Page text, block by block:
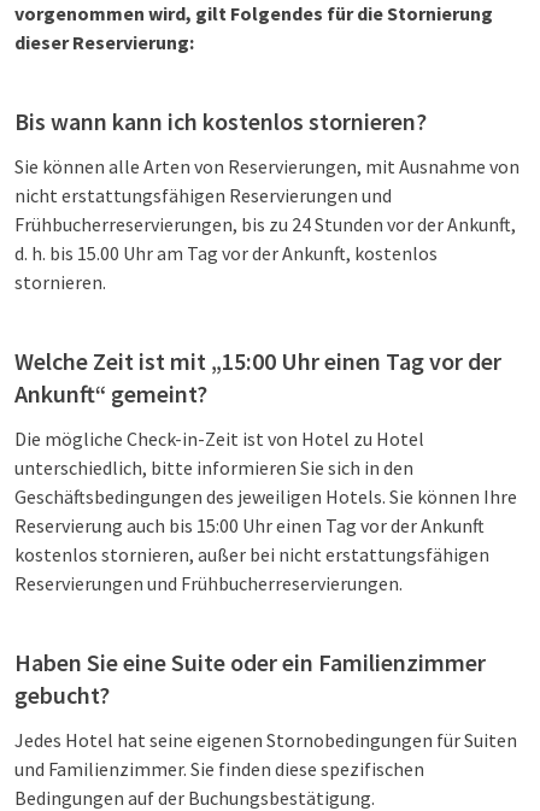
vorgenommen wird, gilt Folgendes für die Stornierung
dieser Reservierung:
Bis wann kann ich kostenlos stornieren?
Sie können alle Arten von Reservierungen, mit Ausnahme von
nicht erstattungsfähigen Reservierungen und
Frühbucherreservierungen, bis zu 24 Stunden vor der Ankunft,
d. h. bis 15.00 Uhr am Tag vor der Ankunft, kostenlos
stornieren.
Welche Zeit ist mit „15:00 Uhr einen Tag vor der
Ankunft“ gemeint?
Die mögliche Check-in-Zeit ist von Hotel zu Hotel
unterschiedlich, bitte informieren Sie sich in den
Geschäftsbedingungen des jeweiligen Hotels. Sie können Ihre
Reservierung auch bis 15:00 Uhr einen Tag vor der Ankunft
kostenlos stornieren, außer bei nicht erstattungsfähigen
Reservierungen und Frühbucherreservierungen.
Haben Sie eine Suite oder ein Familienzimmer
gebucht?
Jedes Hotel hat seine eigenen Stornobedingungen für Suiten
und Familienzimmer. Sie finden diese spezifischen
Bedingungen auf der Buchungsbestätigung.